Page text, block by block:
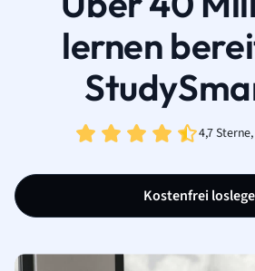
lernen
4,7
Kostenfrei